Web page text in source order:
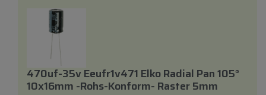
470uf-35v Eeufr1v471 Elko Radial Pan 105°
10x16mm -rohs-Konform- Raster 5mm